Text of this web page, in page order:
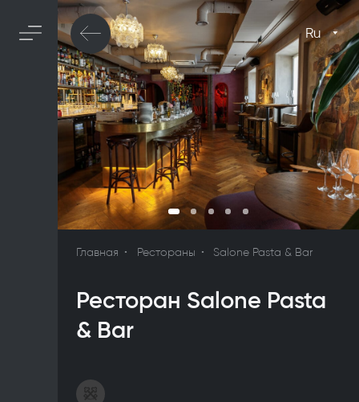
Ru
Главная Рестораны Salone Pasta & Bar
Ресторан Salone Pasta
& Bar